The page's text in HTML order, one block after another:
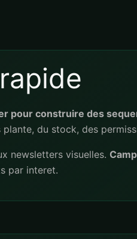
pour construire des
plante, du stock, des
newsletters visuelles.
par interet.